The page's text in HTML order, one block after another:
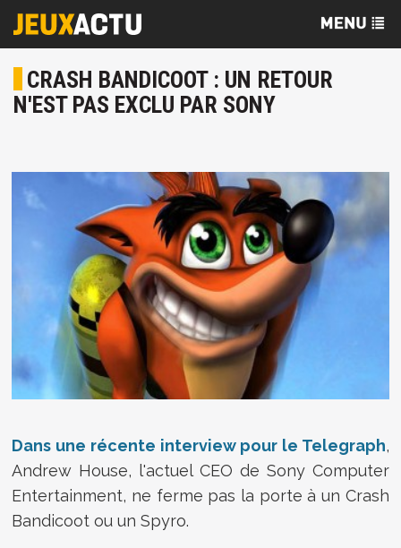
CRASH BANDICOOT : UN RETOUR
N'EST PAS EXCLU PAR SONY
Dans une récente interview pour le Telegraph,
Andrew House, l'actuel CEO de Sony Computer
Entertainment, ne ferme pas la porte à un Crash
Bandicoot ou un Spyro.